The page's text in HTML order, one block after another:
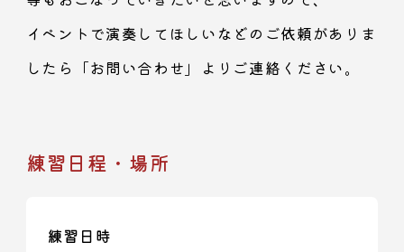
イベントで演奏してほしいなどのご依頼がありま
したら「お問い合わせ」よりご連絡ください。
練習日程・場所
練習日時